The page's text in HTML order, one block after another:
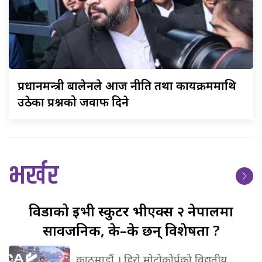
प्रधानमन्त्रीबालेनले आज नीति तथा कार्यक्रममाथि
उठेका प्रश्नको जवाफ दिने
भर्खर
विडाकोईभी स्कुटर भीएक्स २ नेपालमा
सार्वजनिक, के–के छन् विशेषता ?